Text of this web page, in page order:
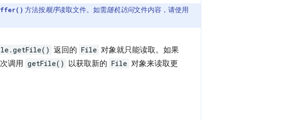
方法按顺序读取文件。如需随机访问文件内容，请使用
返回的 File 对象就只能读取。如果
调用 getFile() 以获取新的 File 对象来读取更